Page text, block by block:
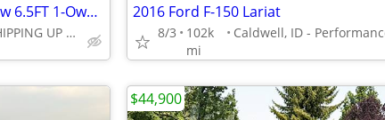
2022 Ford F-150 F150 SuperCrew 6.5FT 1-Owner FX4 5.0L V8 4WD NO RUST!
Houston TX FREE SHIPPING UP TO 1,000 MI (.90C/MI Add
2016 Ford F-150 Lariat
8/3
102k
mi
$44,900